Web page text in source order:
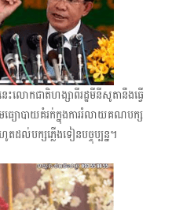
ះលោកជាតិហង្សា​ពីរដ្ឋមីនីសូតានឹងធ្វើ
ធ្យោបាយគំរក់ក្នុងការរំលាយគណបក្ស
ល់បក្សភ្លើងទៀនបច្ចុប្បន្ន។